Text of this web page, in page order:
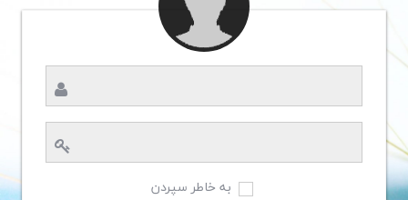
به خاطر سپردن